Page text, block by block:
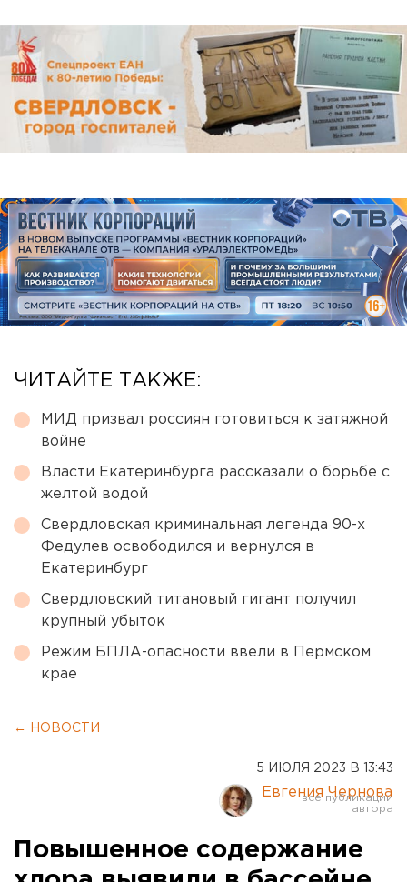
ЧИТАЙТЕ ТАКЖЕ:
МИД призвал россиян готовиться к затяжной
войне
Власти Екатеринбурга рассказали о борьбе с
желтой водой
Свердловская криминальная легенда 90-х
Федулев освободился и вернулся в
Екатеринбург
Свердловский титановый гигант получил
крупный убыток
Режим БПЛА-опасности ввели в Пермском
крае
← НОВОСТИ
5 ИЮЛЯ 2023 В 13:43
Евгения Чернова
Повышенное содержание